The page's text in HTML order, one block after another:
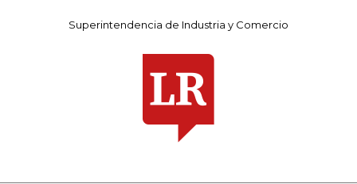
Superintendencia de Industria y Comercio